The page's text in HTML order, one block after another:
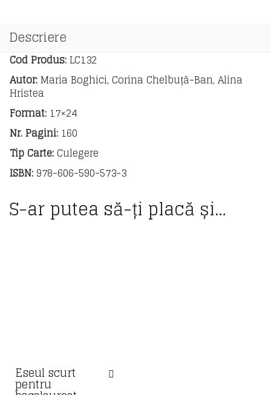
Descriere
Cod Produs: LC132
Autor: Maria Boghici, Corina Chelbuță-Ban, Alina
Hristea
Format: 17×24
Nr. Pagini: 160
Tip Carte:Culegere
ISBN:978-606-590-573-3
S-ar putea să-ți placă și…
Eseul scurt
pentru